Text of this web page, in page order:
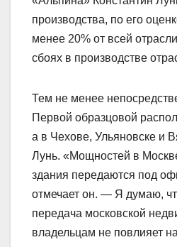
производства, по его
менее 20% от всей
сбоях в производстве
Тем не менее
Первой образцовой
а в Чехове, Ульяновске и
Лунь. «Мощностей в
здания передаются под
отмечает он. — Я думаю,
передача московской
владельцам не повлияет